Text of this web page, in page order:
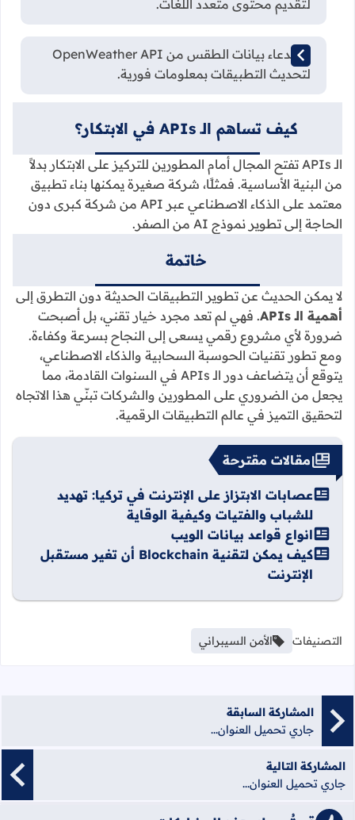
لتقديم محتوى متعدد اللغات.
استدعاء بيانات الطقس من OpenWeather API
لتحديث التطبيقات بمعلومات فورية.
كيف تساهم الـ APIs في الابتكار؟
الـ APIs تفتح المجال أمام المطورين للتركيز على الابتكار بدلاً
من البنية الأساسية. فمثلًا، شركة صغيرة يمكنها بناء تطبيق
معتمد على الذكاء الاصطناعي عبر API من شركة كبرى دون
الحاجة إلى تطوير نموذج AI من الصفر.
خاتمة
لا يمكن الحديث عن تطوير التطبيقات الحديثة دون التطرق إلى
أهمية الـ APIs
. فهي لم تعد مجرد خيار تقني، بل أصبحت
ضرورة لأي مشروع رقمي يسعى إلى النجاح بسرعة وكفاءة.
ومع تطور تقنيات الحوسبة السحابية والذكاء الاصطناعي،
يتوقع أن يتضاعف دور الـ APIs في السنوات القادمة، مما
يجعل من الضروري على المطورين والشركات تبنّي هذا الاتجاه
لتحقيق التميز في عالم التطبيقات الرقمية.
مقالات مقترحة
عصابات الابتزاز على الإنترنت في تركيا: تهديد
للشباب والفتيات وكيفية الوقاية
انواع قواعد بيانات الويب
كيف يمكن لتقنية Blockchain أن تغير مستقبل
الإنترنت
التصنيفات الأمن السيبراني
المشاركة السابقة
جاري تحميل العنوان...
المشاركة التالية
جاري تحميل العنوان...